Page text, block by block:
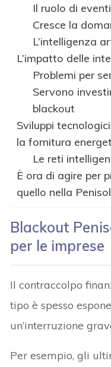
Il ruolo di
Cresce la
L’intelligenza
L’impatto delle
Problemi per
Servono
blackout
Sviluppi
la fornitura
Le reti
È ora di agire per
quello nella
Blackout
per le imprese
Il contraccolpo
tipo è spesso
un’interruzione
Per esempio, gli